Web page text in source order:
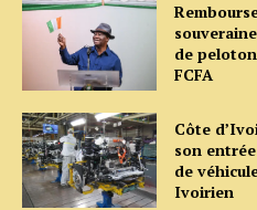
de
FCFA
Côte
son
de
Ivoirien